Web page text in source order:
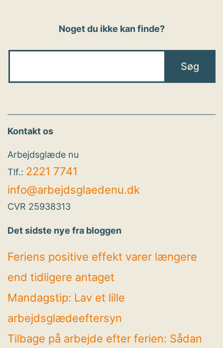
Noget du ikke kan finde?
Kontakt os
Arbejdsglæde nu
Tlf.: 2221 7741
info@arbejdsglaedenu.dk
CVR 25938313
Det sidste nye fra bloggen
Feriens positive effekt varer længere
end tidligere antaget
Mandagstip: Lav et lille
arbejdsglædeeftersyn
Tilbage på arbejde efter ferien: Sådan